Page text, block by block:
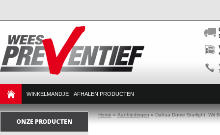
WINKELMANDJE AFHALEN PRODUCTEN
ONZE PRODUCTEN
Home»Aanbiedingen»Dahua Dome Starlight, Wit